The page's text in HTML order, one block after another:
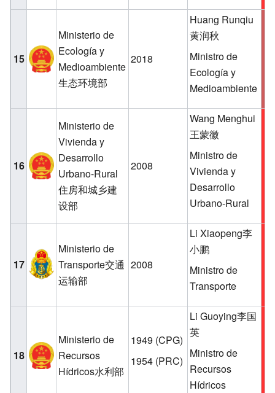
15
Ministerio de
Ecología y
Medioambiente
生态环境部
2018
Huang Runqiu
黄润秋
Ministro de
Ecología y
Medioambiente
16
Ministerio de
Vivienda y
Desarrollo
Urbano-Rural
住房和城乡建
设部
2008
Wang Menghui
王蒙徽
Ministro de
Vivienda y
Desarrollo
Urbano-Rural
17
Ministerio de
Transporte交通
运输部
2008
Li Xiaopeng李
小鹏
Ministro de
Transporte
18
Ministerio de
Recursos
Hídricos水利部
1949 (CPG)
1954 (PRC)
Li Guoying李国
英
Ministro de
Recursos
Hídricos